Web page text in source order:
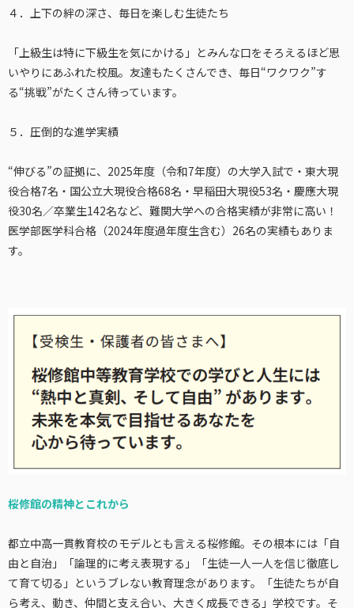
４．上下の絆の深さ、毎日を楽しむ生徒たち
「上級生は特に下級生を気にかける」とみんな口をそろえるほど思
いやりにあふれた校風。友達もたくさんでき、毎日“ワクワク”す
る“挑戦”がたくさん待っています。
５．圧倒的な進学実績
“伸びる”の証拠に、2025年度（令和7年度）の大学入試で・東大現
役合格7名・国公立大現役合格68名・早稲田大現役53名・慶應大現
役30名／卒業生142名など、難関大学への合格実績が非常に高い！
医学部医学科合格（2024年度過年度生含む）26名の実績もありま
す。
桜修館の精神とこれから
都立中高一貫教育校のモデルとも言える桜修館。その根本には「自
由と自治」「論理的に考え表現する」「生徒一人一人を信じ徹底し
て育て切る」というブレない教育理念があります。「生徒たちが自
ら考え、動き、仲間と支え合い、大きく成長できる」学校です。そ